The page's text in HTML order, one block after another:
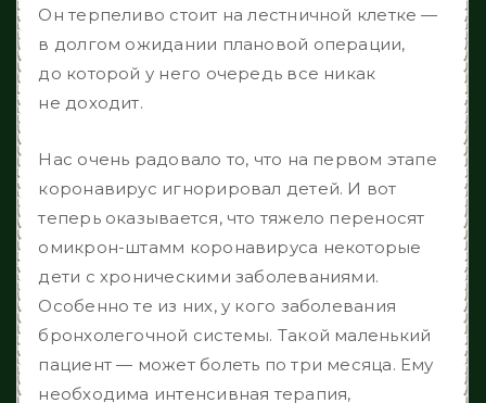
Он терпеливо стоит на лестничной клетке —
в долгом ожидании плановой операции,
до которой у него очередь все никак
не доходит.
Нас очень радовало то, что на первом этапе
коронавирус игнорировал детей. И вот
теперь оказывается, что тяжело переносят
омикрон-штамм коронавируса некоторые
дети с хроническими заболеваниями.
Особенно те из них, у кого заболевания
бронхолегочной системы. Такой маленький
пациент — может болеть по три месяца. Ему
необходима интенсивная терапия,